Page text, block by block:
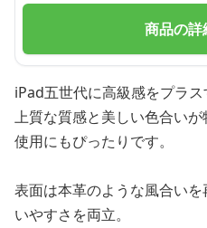
商品の詳
iPad五世代に高級感をプラス
上質な質感と美しい色合い
使用にもぴったりです。
表面は本革のような風合い
いやすさを両立。